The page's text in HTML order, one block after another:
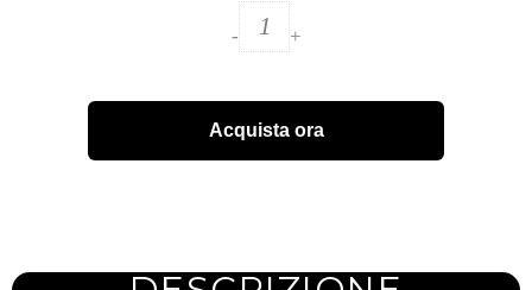
- +
Acquista ora